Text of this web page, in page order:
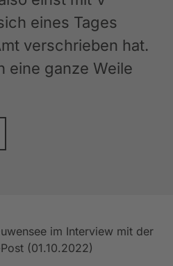
eines Tages
verschrieben hat.
eine ganze Weile